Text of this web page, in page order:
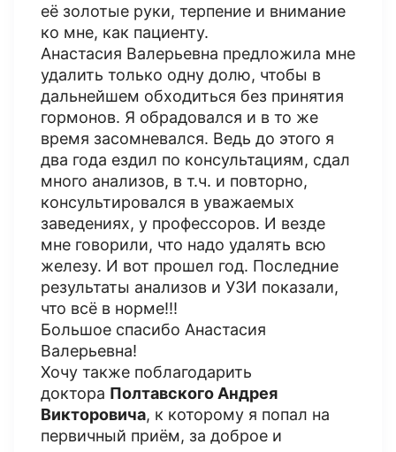
её золотые руки, терпение и внимание
ко мне, как пациенту.
Анастасия Валерьевна предложила мне
удалить только одну долю, чтобы в
дальнейшем обходиться без принятия
гормонов. Я обрадовался и в то же
время засомневался. Ведь до этого я
два года ездил по консультациям, сдал
много анализов, в т.ч. и повторно,
консультировался в уважаемых
заведениях, у профессоров. И везде
мне говорили, что надо удалять всю
железу. И вот прошел год. Последние
результаты анализов и УЗИ показали,
что всё в норме!!!
Большое спасибо Анастасия
Валерьевна!
Хочу также поблагодарить
доктора Полтавского Андрея
Викторовича, к которому я попал на
первичный приём, за доброе и